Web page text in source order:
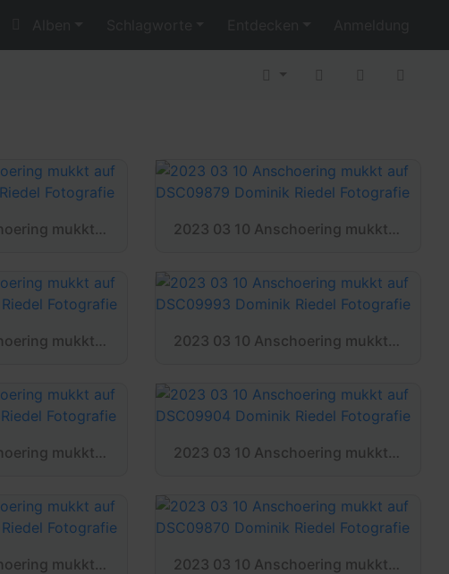
2023 03 10 Anschoering mukkt auf DSC09910 Dominik Riedel Fotografie 2023 03 10 Anschoering mukkt auf DSC09879 Dominik Riedel Fotografie
2023 03 10 Anschoering mukkt auf DSC09938 Dominik Riedel Fotografie 2023 03 10 Anschoering mukkt auf DSC09993 Dominik Riedel Fotografie
2023 03 10 Anschoering mukkt auf DSC09978 Dominik Riedel Fotografie 2023 03 10 Anschoering mukkt auf DSC09904 Dominik Riedel Fotografie
2023 03 10 Anschoering mukkt auf DSC09895 Dominik Riedel Fotografie 2023 03 10 Anschoering mukkt auf DSC09870 Dominik Riedel Fotografie